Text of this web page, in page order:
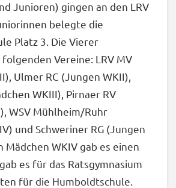
Junioren) gingen an den LRV
belegte die
Platz 3. Die Vierer
Vereine: LRV MV
Ulmer RC (Jungen WKII),
WKIII), Pirnaer RV
WSV Mühlheim/Ruhr
und Schweriner RG (Jungen
Mädchen WKIV gab es einen
es für das Ratsgymnasium
für die Humboldtschule.